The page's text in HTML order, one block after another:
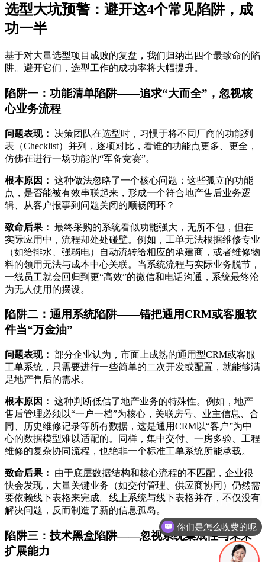
选型大坑预警：避开这4个常见陷阱，成
功一半
基于对大量选型项目成败的复盘，我们归纳出四个最致命的陷
阱。避开它们，选型工作的成功率将大幅提升。
陷阱一：功能清单陷阱——追求“大而全”，忽视核
心业务流程
问题表现：
决策团队在选型时，习惯于将不同厂商的功能列
表（Checklist）并列，逐项对比，看谁的功能点更多、更全，
仿佛在进行一场功能的“军备竞赛”。
根本原因： 这种做法忽略了一个核心问题：这些孤立的功能
点，是否能被有效串联起来，形成一个符合地产售后业务逻
辑、从客户报事到问题关闭的顺畅闭环？
致命后果： 最终采购的系统看似功能强大，无所不包，但在
实际应用中，流程却处处碰壁。例如，工单无法根据维修专业
（如给排水、强弱电）自动流转给相应的承建商，或者维修物
料的领用无法与成本中心关联。当系统流程与实际业务脱节，
一线员工就会回归到更“高效”的微信和电话沟通，系统最终沦
为无人使用的摆设。
陷阱二：通用系统陷阱——错把通用CRM或客服软
件当“万金油”
问题表现： 部分企业认为，市面上成熟的通用型CRM或客服
工单系统，只需要进行一些简单的二次开发或配置，就能够满
足地产售后的需求。
根本原因： 这种判断低估了地产业务的特殊性。例如，地产
售后管理必须以“一户一档”为核心，关联房号、业主信息、合
同、历史维修记录等所有数据，这是通用CRM以“客户”为中
心的数据模型难以适配的。同样，集中交付、一房多验、工程
维修的复杂协同流程，也绝非一个标准工单系统所能承载。
致命后果：
由于底层数据结构和核心流程的不匹配，企业很
快会发现，大量关键业务（如交付管理、供应商协同）仍然需
要依赖线下表格来完成。线上系统与线下表格并存，不仅没有
解决问题，反而制造了新的信息孤岛。
陷阱三：技术黑盒陷阱——忽视系统集成性与未来
扩展能力
你们是怎么收费的呢